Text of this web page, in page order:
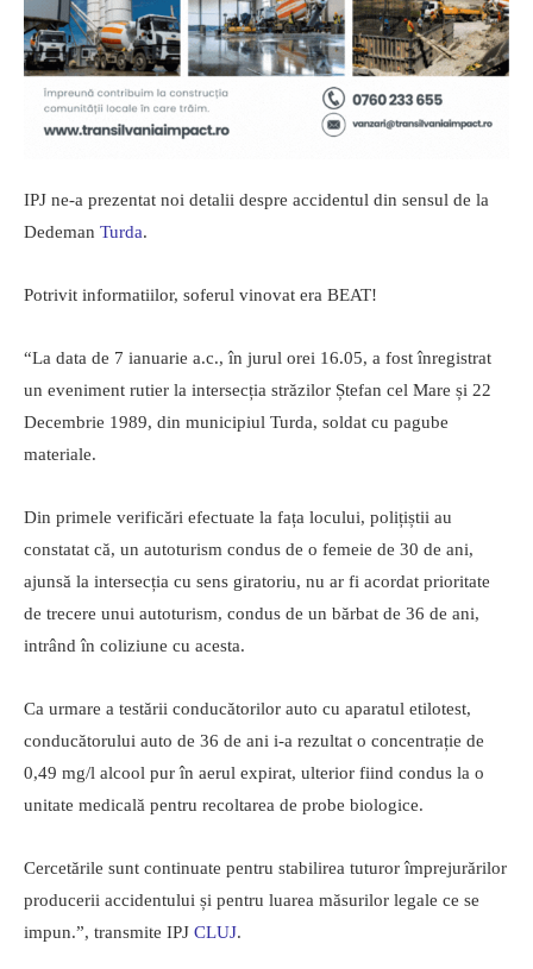
IPJ ne-a prezentat noi detalii despre accidentul din sensul de la
Dedeman Turda.
Potrivit informatiilor, soferul vinovat era BEAT!
“La data de 7 ianuarie a.c., în jurul orei 16.05, a fost înregistrat
un eveniment rutier la intersecția străzilor Ștefan cel Mare și 22
Decembrie 1989, din municipiul Turda, soldat cu pagube
materiale.
Din primele verificări efectuate la fața locului, polițiștii au
constatat că, un autoturism condus de o femeie de 30 de ani,
ajunsă la intersecția cu sens giratoriu, nu ar fi acordat prioritate
de trecere unui autoturism, condus de un bărbat de 36 de ani,
intrând în coliziune cu acesta.
Ca urmare a testării conducătorilor auto cu aparatul etilotest,
conducătorului auto de 36 de ani i-a rezultat o concentrație de
0,49 mg/l alcool pur în aerul expirat, ulterior fiind condus la o
unitate medicală pentru recoltarea de probe biologice.
Cercetările sunt continuate pentru stabilirea tuturor împrejurărilor
producerii accidentului și pentru luarea măsurilor legale ce se
impun.”, transmite IPJ CLUJ.